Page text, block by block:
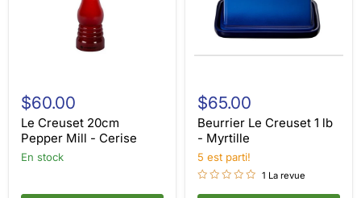
Creuset
20cm
Pepper
Mill
Cerise
$60.00
Le Creuset 20cm
Pepper Mill - Cerise
en stock
Le
Creuset
Myrtille
$65.00
Beurrier Le Creuset 1 lb
- Myrtille
5 est parti!
1 La revue